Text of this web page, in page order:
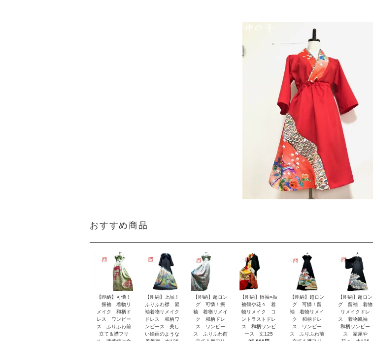
おすすめ商品
【即納】可憐！
振袖 着物リ
メイク 和柄ド
レス ワンピー
ス ふりふわ前
立て＆襟フリ
【即納】上品！
ふりふわ襟 留
袖着物リメイク
ドレス 和柄ワ
ンピース 美し
い絵画のような
【即納】超ロン
グ 可憐！振
袖 着物リメイ
ク 和柄ドレ
ス ワンピー
ス ふりふわ前
【即納】留袖×振
袖鶴や花々 着
物リメイク コ
ントラストドレ
ス 和柄ワンピ
ース 丈125
【即納】超ロン
グ 可憐！留
袖 着物リメイ
ク 和柄ドレ
ス ワンピー
ス ふりふわ前
【即納】超ロン
グ 留袖 着物
リメイクドレ
ス 着物風袖
和柄ワンピー
ス 家屋や